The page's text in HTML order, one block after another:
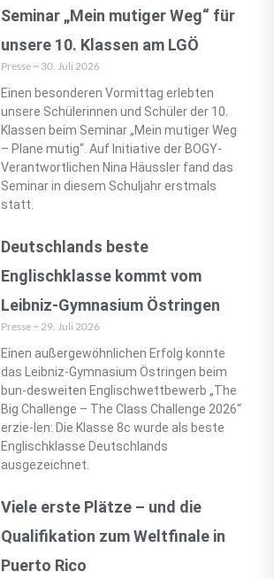
Seminar „Mein mutiger Weg“ für
unsere 10. Klassen am LGÖ
Presse 30. Juli 2026
Einen besonderen Vormittag erlebten
unsere Schülerinnen und Schüler der 10.
Klassen beim Seminar „Mein mutiger Weg
– Plane mutig“. Auf Initiative der BOGY-
Verantwortlichen Nina Häussler fand das
Seminar in diesem Schuljahr erstmals
statt.
Deutschlands beste
Englischklasse kommt vom
Leibniz-Gymnasium Östringen
Presse 29. Juli 2026
Einen außergewöhnlichen Erfolg konnte
das Leibniz-Gymnasium Östringen beim
bun-desweiten Englischwettbewerb „The
Big Challenge – The Class Challenge 2026“
erzie-len: Die Klasse 8c wurde als beste
Englischklasse Deutschlands
ausgezeichnet.
Viele erste Plätze – und die
Qualifikation zum Weltfinale in
Puerto Rico